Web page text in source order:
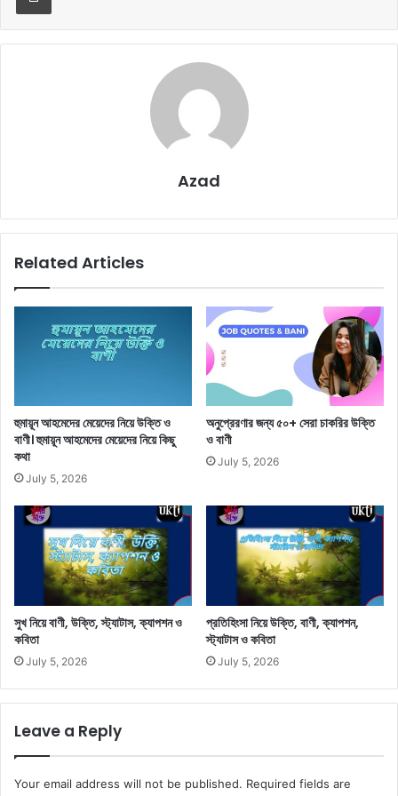
Azad
Related Articles
হুমায়ূন আহমেদের মেয়েদের নিয়ে উক্তি ও
বাণী। হুমায়ূন আহমেদের মেয়েদের নিয়ে কিছু
কথা
July 5, 2026
অনুপ্রেরণার জন্য ৫০+ সেরা চাকরির উক্তি
ও বাণী
July 5, 2026
সুখ নিয়ে বাণী, উক্তি, স্ট্যাটাস, ক্যাপশন ও
কবিতা
July 5, 2026
প্রতিহিংসা নিয়ে উক্তি, বাণী, ক্যাপশন,
স্ট্যাটাস ও কবিতা
July 5, 2026
Leave a Reply
Your email address will not be published. Required fields are